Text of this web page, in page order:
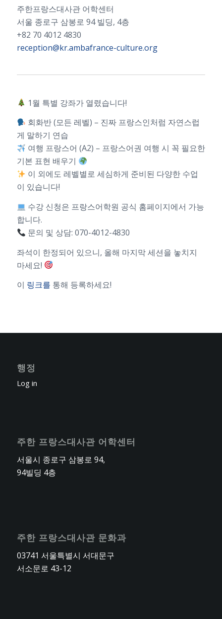
주한프랑스대사관 어학센터
서울 종로구 삼봉로 94 빌딩, 4층
+82 70 4012 4830
reception@kr.ambafrance-culture.org
1월 특별 강좌가 열렸습니다!
회화반 (모든 레벨) – 진짜 프랑스인처럼 자연스럽
게 말하기 연습
여행 프랑스어 (A2) – 프랑스어권 여행 시 꼭 필요한
기본 표현 배우기
이 외에도 레벨별로 세심하게 준비된 다양한 수업
이 있습니다!
수강 신청은 프랑스어학원 공식 홈페이지에서 가능
합니다.
문의 및 상담: 070-4012-4830
좌석이 한정되어 있으니, 올해 마지막 세션을 놓치지
마세요!
이 링크를 통해 등록하세요!
행정
Log in
주한 프랑스대사관 어학센터
서울시 종로구 삼봉로 94,
94빌딩 4층
주한 프랑스대사관 문화과
03741 서울특별시 서대문구
서소문로 43-12